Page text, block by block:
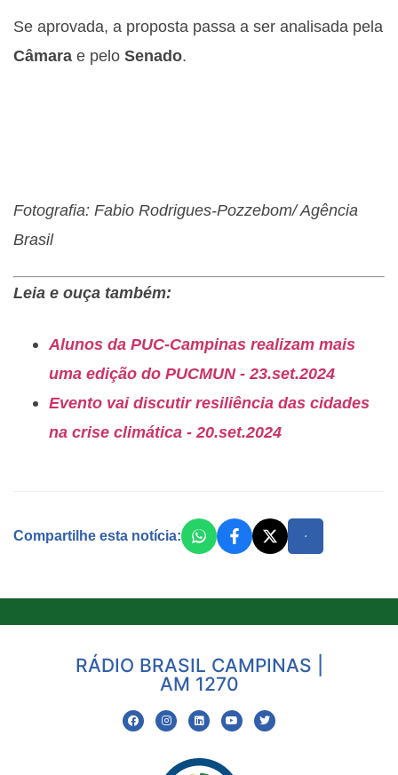
Se aprovada, a proposta passa a ser analisada pela
Câmara e pelo Senado.
Fotografia: Fabio Rodrigues-Pozzebom/ Agência
Brasil
Leia e ouça também:
Alunos da PUC-Campinas realizam mais
uma edição do PUCMUN - 23.set.2024
Evento vai discutir resiliência das cidades
na crise climática - 20.set.2024
Compartilhe esta notícia:
RÁDIO BRASIL CAMPINAS |
AM 1270